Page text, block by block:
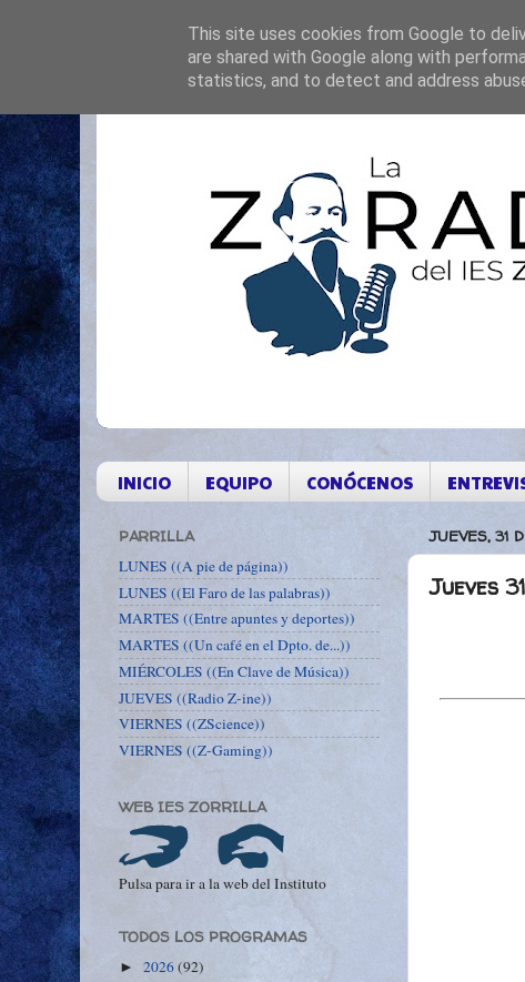
INICIO EQUIPO CONÓCENOS
JUEVES, 31
Jueves
PARRILLA
LUNES ((A pie de página))
LUNES ((El Faro de las palabras))
MARTES ((Entre apuntes y deportes))
MARTES ((Un café en el Dpto. de...))
MIÉRCOLES ((En Clave de Música))
JUEVES ((Radio Z-ine))
VIERNES ((ZScience))
VIERNES ((Z-Gaming))
WEB IES ZORRILLA
Pulsa para ir a la web del Instituto
TODOS LOS PROGRAMAS
► 2026(92)
This site uses cookies from Google to
are shared with Google along with
statistics, and to detect and address